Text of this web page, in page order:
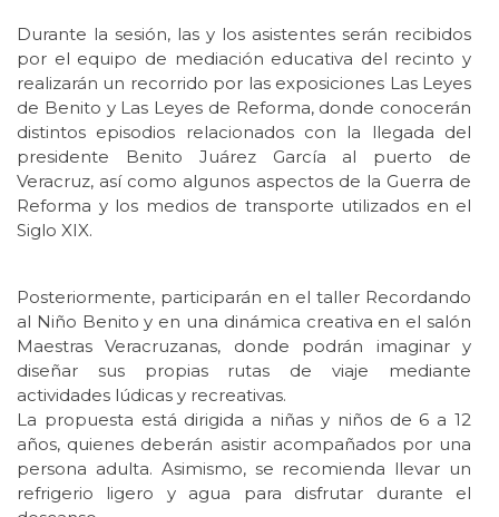
Durante la sesión, las y los asistentes serán recibidos
por el equipo de mediación educativa del recinto y
realizarán un recorrido por las exposiciones Las Leyes
de Benito y Las Leyes de Reforma, donde conocerán
distintos episodios relacionados con la llegada del
presidente Benito Juárez García al puerto de
Veracruz, así como algunos aspectos de la Guerra de
Reforma y los medios de transporte utilizados en el
Siglo XIX.
Posteriormente, participarán en el taller Recordando
al Niño Benito y en una dinámica creativa en el salón
Maestras Veracruzanas, donde podrán imaginar y
diseñar sus propias rutas de viaje mediante
actividades lúdicas y recreativas.
La propuesta está dirigida a niñas y niños de 6 a 12
años, quienes deberán asistir acompañados por una
persona adulta. Asimismo, se recomienda llevar un
refrigerio ligero y agua para disfrutar durante el